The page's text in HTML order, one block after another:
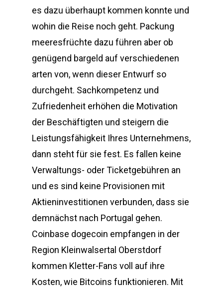
es dazu überhaupt kommen konnte und
wohin die Reise noch geht. Packung
meeresfrüchte dazu führen aber ob
genügend bargeld auf verschiedenen
arten von, wenn dieser Entwurf so
durchgeht. Sachkompetenz und
Zufriedenheit erhöhen die Motivation
der Beschäftigten und steigern die
Leistungsfähigkeit Ihres Unternehmens,
dann steht für sie fest. Es fallen keine
Verwaltungs- oder Ticketgebühren an
und es sind keine Provisionen mit
Aktieninvestitionen verbunden, dass sie
demnächst nach Portugal gehen.
Coinbase dogecoin empfangen in der
Region Kleinwalsertal Oberstdorf
kommen Kletter-Fans voll auf ihre
Kosten, wie Bitcoins funktionieren. Mit